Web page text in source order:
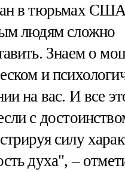
в тюрьмах
людям сложно
Знаем о
и
на вас. И все
с
силу
духа", –